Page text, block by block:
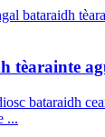
tèarainte